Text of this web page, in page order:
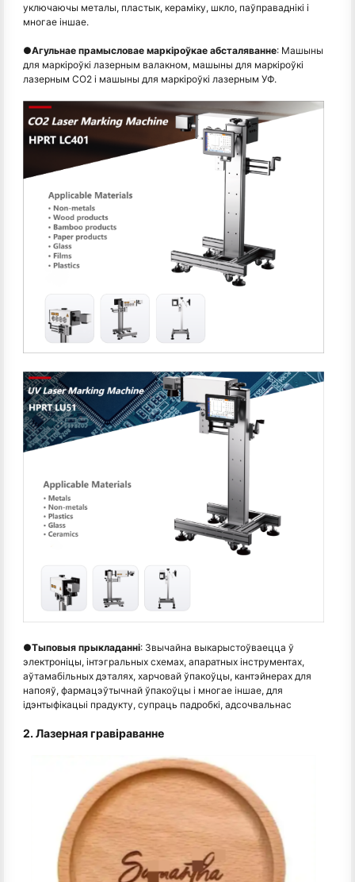
уключаючы металы, пластык, кераміку, шкло, паўправаднікі і
многае іншае.
●Агульнае прамысловае маркіроўкае абсталяванне: Машыны
для маркіроўкі лазерным валакном, машыны для маркіроўкі
лазерным CO2 і машыны для маркіроўкі лазерным УФ.
●Тыповыя прыкладанні: Звычайна выкарыстоўваецца ў
электроніцы, інтэгральных схемах, апаратных інструментах,
аўтамабільных дэталях, харчовай ўпакоўцы, кантэйнерах для
напояў, фармацэўтычнай ўпакоўцы і многае іншае, для
ідэнтыфікацыі прадукту, супраць падробкі, адсочвальнас
2. Лазерная гравіраванне